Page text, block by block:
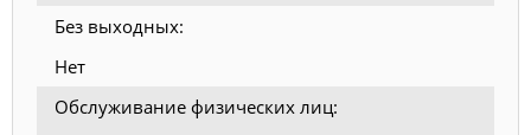
Без выходных:
Нет
Обслуживание физических лиц: